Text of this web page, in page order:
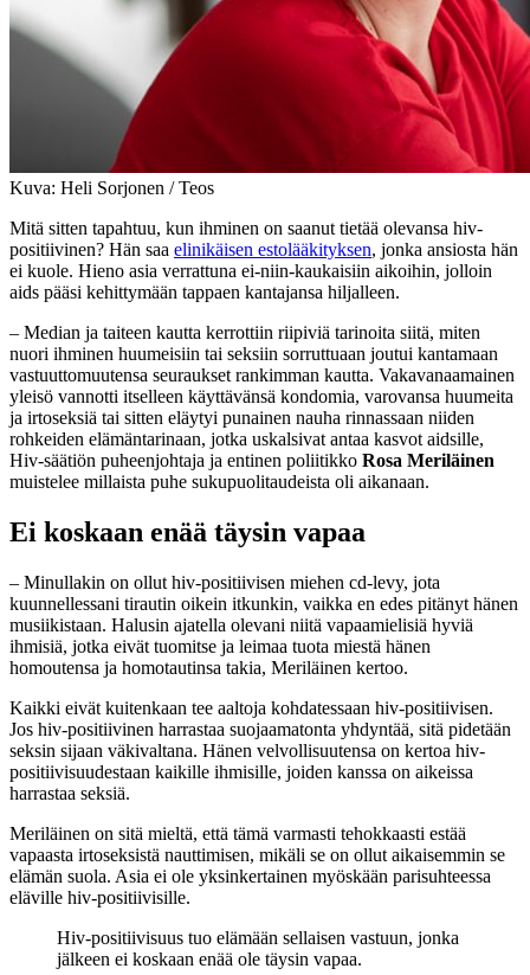
Kuva: Heli Sorjonen / Teos
Mitä sitten tapahtuu, kun ihminen on saanut tietää olevansa hiv-
positiivinen? Hän saa elinikäisen estolääkityksen, jonka ansiosta hän
ei kuole. Hieno asia verrattuna ei-niin-kaukaisiin aikoihin, jolloin
aids pääsi kehittymään tappaen kantajansa hiljalleen.
– Median ja taiteen kautta kerrottiin riipiviä tarinoita siitä, miten
nuori ihminen huumeisiin tai seksiin sorruttuaan joutui kantamaan
vastuuttomuutensa seuraukset rankimman kautta. Vakavanaamainen
yleisö vannotti itselleen käyttävänsä kondomia, varovansa huumeita
ja irtoseksiä tai sitten eläytyi punainen nauha rinnassaan niiden
rohkeiden elämäntarinaan, jotka uskalsivat antaa kasvot aidsille,
Hiv-säätiön puheenjohtaja ja entinen poliitikko Rosa Meriläinen
muistelee millaista puhe sukupuolitaudeista oli aikanaan.
Ei koskaan enää täysin vapaa
– Minullakin on ollut hiv-positiivisen miehen cd-levy, jota
kuunnellessani tirautin oikein itkunkin, vaikka en edes pitänyt hänen
musiikistaan. Halusin ajatella olevani niitä vapaamielisiä hyviä
ihmisiä, jotka eivät tuomitse ja leimaa tuota miestä hänen
homoutensa ja homotautinsa takia, Meriläinen kertoo.
Kaikki eivät kuitenkaan tee aaltoja kohdatessaan hiv-positiivisen.
Jos hiv-positiivinen harrastaa suojaamatonta yhdyntää, sitä pidetään
seksin sijaan väkivaltana. Hänen velvollisuutensa on kertoa hiv-
positiivisuudestaan kaikille ihmisille, joiden kanssa on aikeissa
harrastaa seksiä.
Meriläinen on sitä mieltä, että tämä varmasti tehokkaasti estää
vapaasta irtoseksistä nauttimisen, mikäli se on ollut aikaisemmin se
elämän suola. Asia ei ole yksinkertainen myöskään parisuhteessa
eläville hiv-positiivisille.
Hiv-positiivisuus tuo elämään sellaisen vastuun, jonka
jälkeen ei koskaan enää ole täysin vapaa.